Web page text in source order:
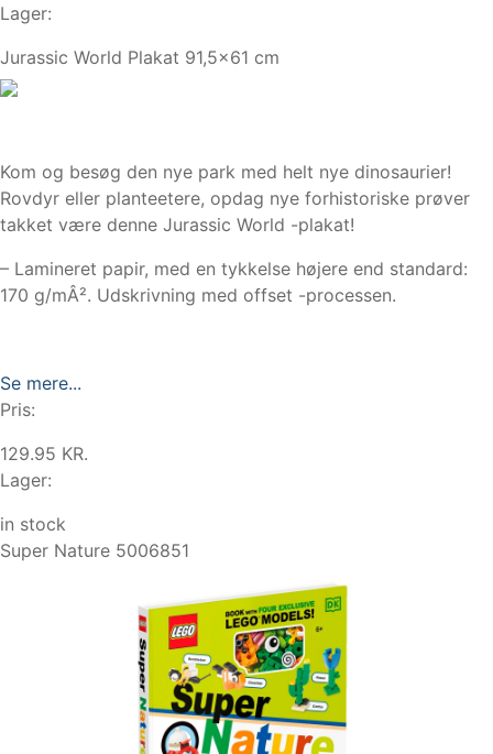
Lager:
Jurassic World Plakat 91,5x61 cm
Kom og besøg den nye park med helt nye dinosaurier!
Rovdyr eller planteetere, opdag nye forhistoriske prøver
takket være denne Jurassic World -plakat!
– Lamineret papir, med en tykkelse højere end standard:
170 g/mÂ². Udskrivning med offset -processen.
Se mere...
Pris:
129.95 KR.
Lager:
in stock
Super Nature 5006851